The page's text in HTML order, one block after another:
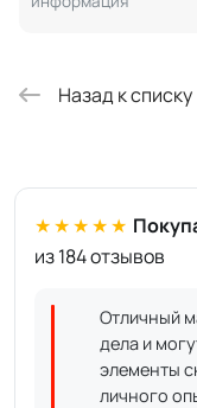
Назад к списку
★★★★★
из 184 отзывов
Отличный
дела и
элементы
личного